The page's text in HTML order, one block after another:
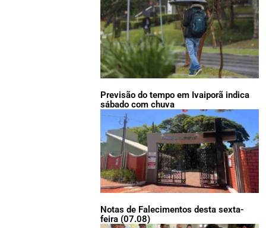
Previsão do tempo em Ivaiporã indica
sábado com chuva
Notas de Falecimentos desta sexta-
feira (07.08)